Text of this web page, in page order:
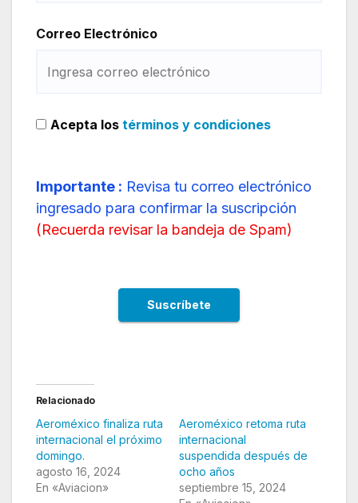
Correo Electrónico
Acepta los términos y condiciones
Importante : Revisa tu correo electrónico
ingresado para confirmar la suscripción
(Recuerda revisar la bandeja de Spam)
Relacionado
Aeroméxico finaliza ruta
internacional el próximo
domingo.
agosto 16, 2024
En «Aviacion»
Aeroméxico retoma ruta
internacional
suspendida después de
ocho años
septiembre 15, 2024